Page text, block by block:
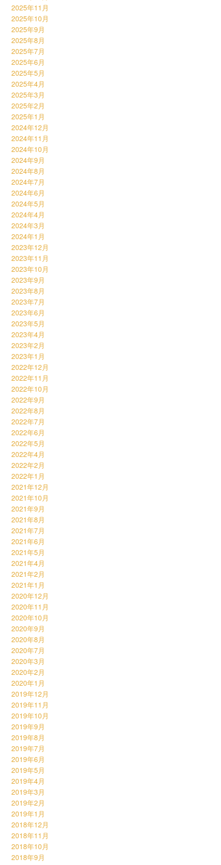
2025年11月
2025年10月
2025年9月
2025年8月
2025年7月
2025年6月
2025年5月
2025年4月
2025年3月
2025年2月
2025年1月
2024年12月
2024年11月
2024年10月
2024年9月
2024年8月
2024年7月
2024年6月
2024年5月
2024年4月
2024年3月
2024年1月
2023年12月
2023年11月
2023年10月
2023年9月
2023年8月
2023年7月
2023年6月
2023年5月
2023年4月
2023年2月
2023年1月
2022年12月
2022年11月
2022年10月
2022年9月
2022年8月
2022年7月
2022年6月
2022年5月
2022年4月
2022年2月
2022年1月
2021年12月
2021年10月
2021年9月
2021年8月
2021年7月
2021年6月
2021年5月
2021年4月
2021年2月
2021年1月
2020年12月
2020年11月
2020年10月
2020年9月
2020年8月
2020年7月
2020年3月
2020年2月
2020年1月
2019年12月
2019年11月
2019年10月
2019年9月
2019年8月
2019年7月
2019年6月
2019年5月
2019年4月
2019年3月
2019年2月
2019年1月
2018年12月
2018年11月
2018年10月
2018年9月